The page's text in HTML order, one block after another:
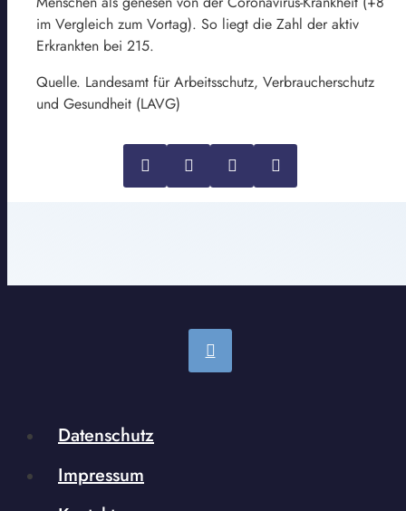
im Vergleich zum Vortag). So liegt die Zahl der aktiv
Erkrankten bei 215.
Quelle. Landesamt für Arbeitsschutz, Verbraucherschutz
und Gesundheit (LAVG)
Datenschutz
Impressum